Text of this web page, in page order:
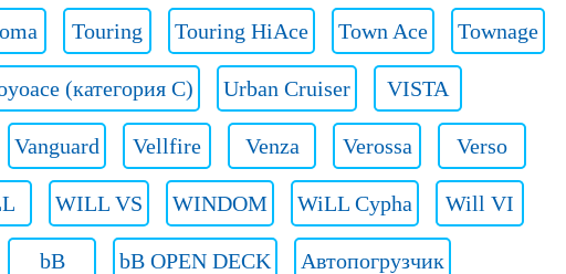
Touring Touring HiAce Town Ace Townage
(категория C) Urban Cruiser VISTA
Vanguard Vellfire Venza Verossa Verso
WILL VS WINDOM WiLL Cypha Will VI
bB bB OPEN DECK Автопогрузчик